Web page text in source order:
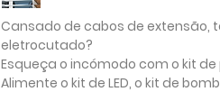
Cansado de cabos de extensão,
eletrocutado?
Esqueça o incómodo com o kit de
Alimente o kit de LED, o kit de